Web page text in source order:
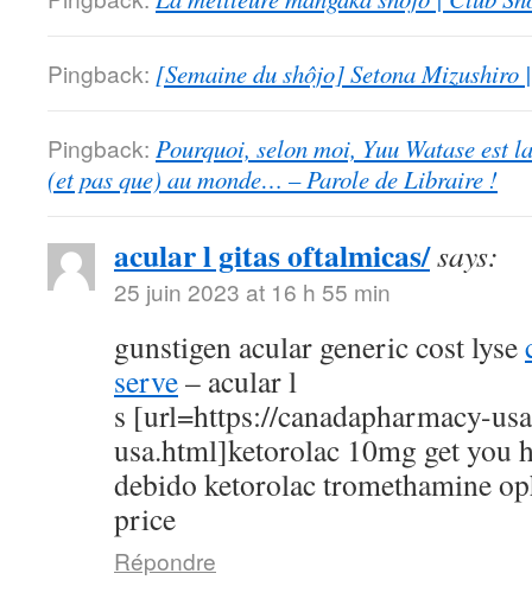
Pingback: [Semaine du shôjo] Setona Mizushiro
Pingback: Pourquoi, selon moi, Yuu Watase est
(et pas que) au monde… – Parole de Libraire !
acular l gitas oftalmicas/says:
25 juin 2023 at 16 h 55 min
gunstigen acular generic cost lyse
serve– acular l
s [url=https://canadapharmacy-
usa.html]ketorolac 10mg get you
debido ketorolac tromethamine
price
Répondre